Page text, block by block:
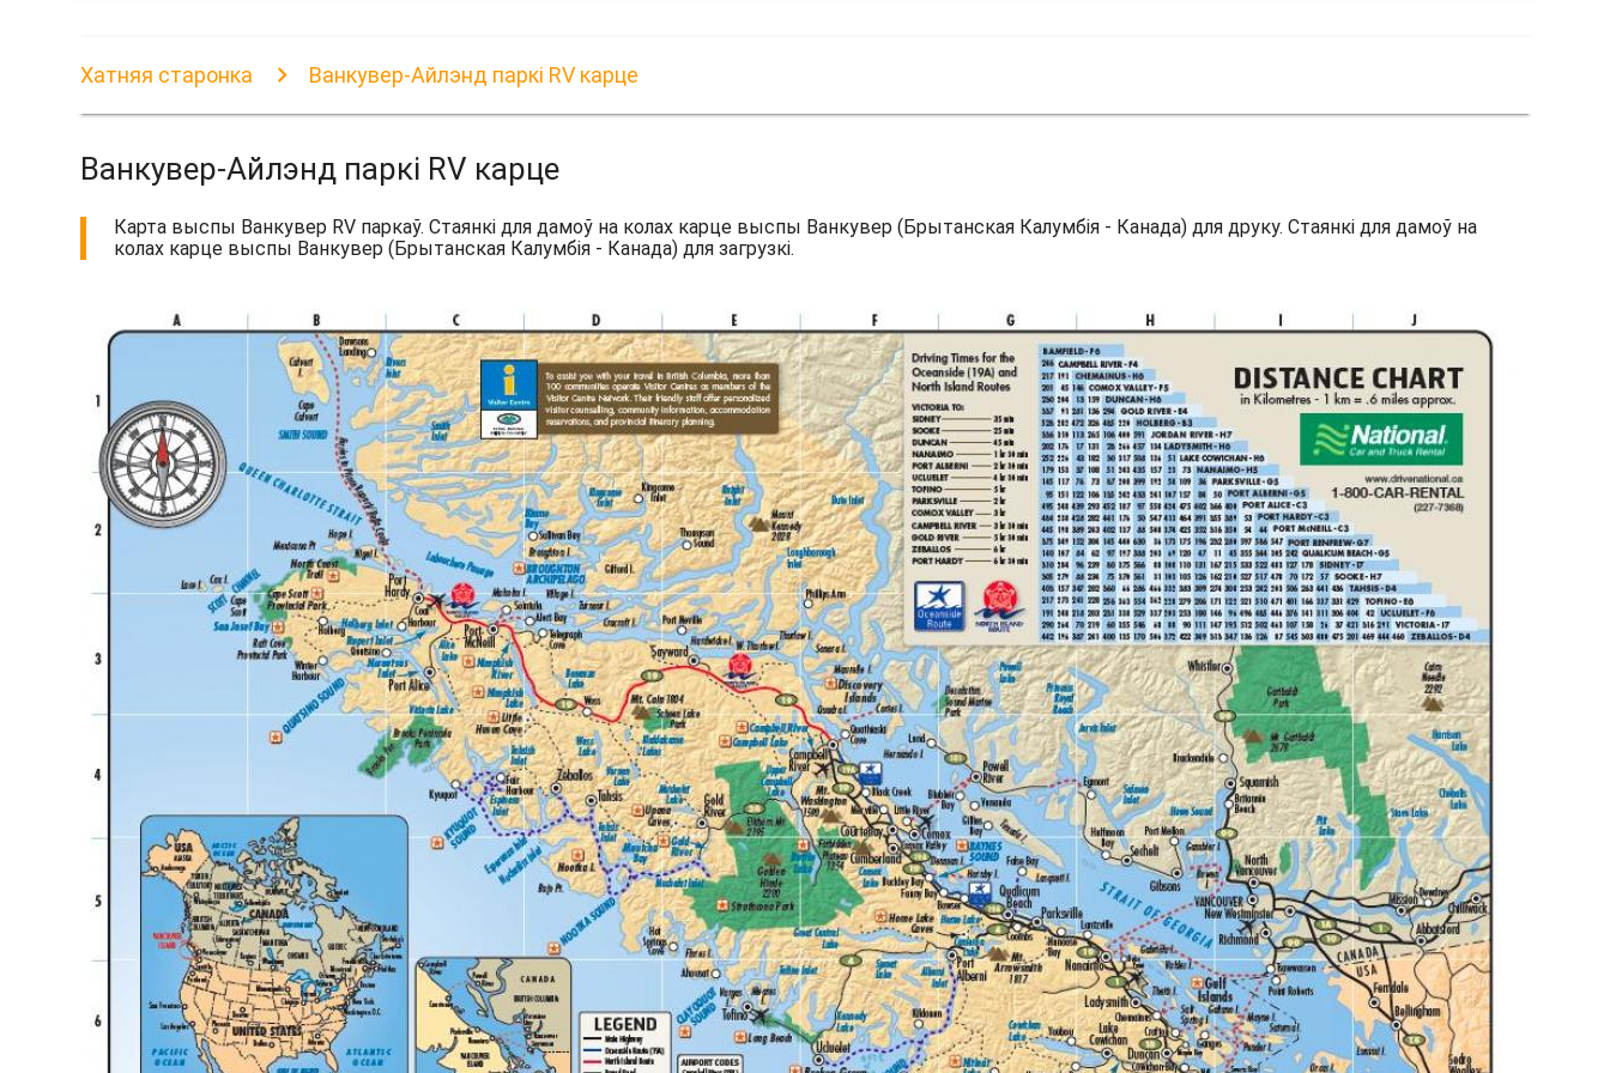
Хатняя старонка Ванкувер-Айлэнд паркі RV карце
Ванкувер-Айлэнд паркі RV карце
Карта выспы Ванкувер RV паркаў. Стаянкі для дамоў на колах карце выспы Ванкувер (Брытанская Калумбія - Канада) для друку. Стаянкі для дамоў на
колах карце выспы Ванкувер (Брытанская Калумбія - Канада) для загрузкі.